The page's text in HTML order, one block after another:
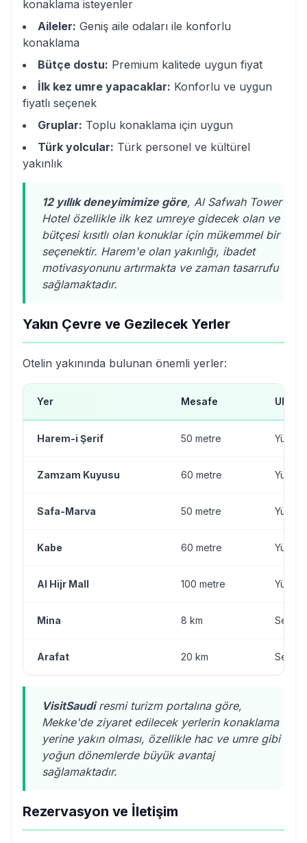
konaklama isteyenler
Aileler: Geniş aile odaları ile konforlu
konaklama
Bütçe dostu: Premium kalitede uygun fiyat
İlk kez umre yapacaklar: Konforlu ve uygun
fiyatlı seçenek
Gruplar: Toplu konaklama için uygun
Türk yolcular: Türk personel ve kültürel
yakınlık
12 yıllık deneyimimize göre, Al Safwah Tower
Hotel özellikle ilk kez umreye gidecek olan ve
bütçesi kısıtlı olan konuklar için mükemmel bir
seçenektir. Harem'e olan yakınlığı, ibadet
motivasyonunu artırmakta ve zaman tasarrufu
sağlamaktadır.
Yakın Çevre ve Gezilecek Yerler
Otelin yakınında bulunan önemli yerler:
Yer Mesafe Ulaşım
Harem-i Şerif 50 metre
Zamzam Kuyusu 60 metre
Safa-Marva 50 metre
Kabe 60 metre
Al Hijr Mall 100 metre
Mina 8 km
Arafat 20 km
VisitSaudiresmi turizm portalına göre,
Mekke'de ziyaret edilecek yerlerin konaklama
yerine yakın olması, özellikle hac ve umre gibi
yoğun dönemlerde büyük avantaj
sağlamaktadır.
Rezervasyon ve İletişim